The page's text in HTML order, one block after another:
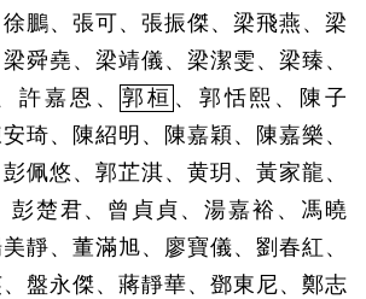
鵬、張可、張振傑、梁飛燕、梁
舜堯、梁靖儀、梁潔雯、梁臻、
許嘉恩、 郭桓 、郭恬熙、陳子
琦、陳紹明、陳嘉穎、陳嘉樂、
佩悠、郭芷淇、黄玥、黃家龍、
彭楚君、曾貞貞、湯嘉裕、馮曉
靜、董滿旭、廖寶儀、劉春紅、
盤永傑、蔣靜華、鄧東尼、鄭志